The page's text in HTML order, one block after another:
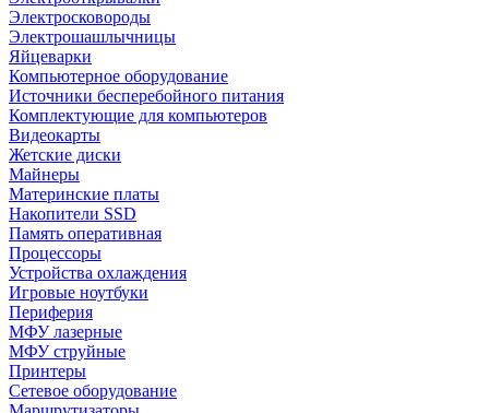
Электросковороды
Электрошашлычницы
Яйцеварки
Компьютерное оборудование
Источники бесперебойного питания
Комплектующие для компьютеров
Видеокарты
Жетские диски
Майнеры
Материнские платы
Накопители SSD
Память оперативная
Процессоры
Устройства охлаждения
Игровые ноутбуки
Периферия
МФУ лазерные
МФУ струйные
Принтеры
Сетевое оборудование